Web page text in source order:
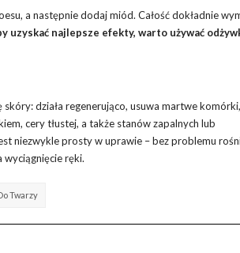
a następnie dodaj miód. Całość dokładnie
uzyskać najlepsze efekty, warto używać
działa regenerująco, usuwa martwe komórki,
cery tłustej, a także stanów zapalnych lub
niezwykle prosty w uprawie – bez problemu
wyciągnięcie ręki.
Twarzy